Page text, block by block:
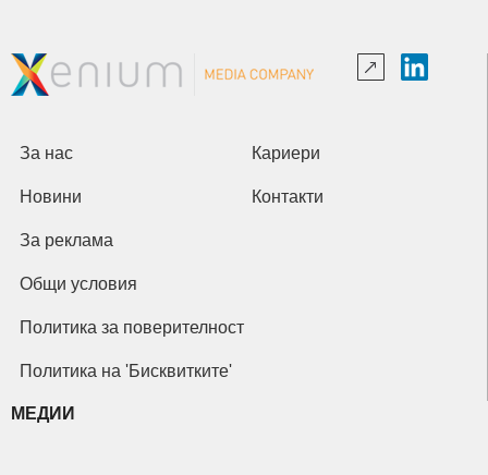
За нас Кариери
Новини Контакти
За реклама
Общи условия
Политика за поверителност
Политика на 'Бисквитките'
МЕДИИ